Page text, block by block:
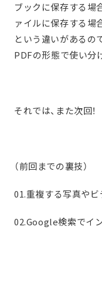
ブックに保存する場
ァイルに保存する場
という違いがあるの
PDFの形態で使い分
それでは、また次回！
（前回までの裏技）
01.重複する写真や
02.Google検索でイ